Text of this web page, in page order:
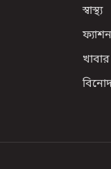
স্বাস্থ্য
ফ্যাশন
খাবার